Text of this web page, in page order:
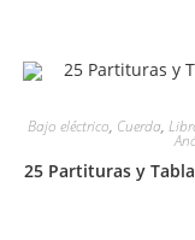
Bajo eléctrico, Cuerda,
25 Partituras y